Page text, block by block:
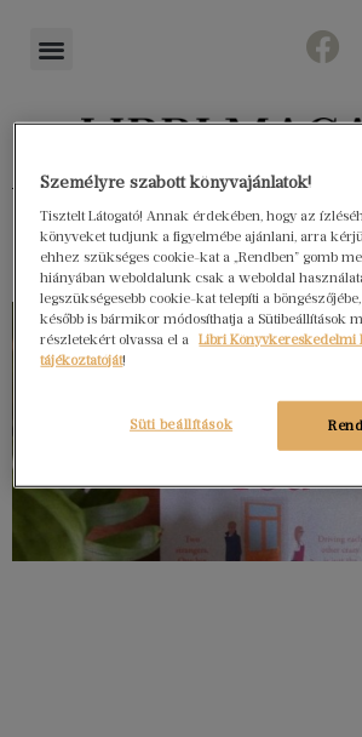
Könyvektől az
Személyre szabott könyvajánlatok!
Tisztelt Látogató! Annak érdekében, hogy az
könyveket tudjunk a figyelmébe ajánlani, arra
ehhez szükséges cookie-kat a „Rendben” gomb
hiányában weboldalunk csak a weboldal
legszükségesebb cookie-kat telepíti a
később is bármikor módosíthatja a Sütibeállítások
részletekért olvassa el a
Libri Könyvkereskedelmi
tájékoztatóját!
Süti beállítások